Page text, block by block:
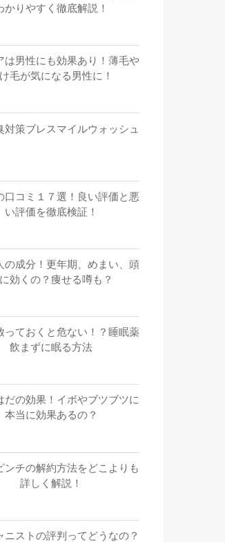
かりやすく徹底解説！
は男性にも効果あり！薄毛や
毛が気になる男性に！
対策ブレスマイルウォッシュ
口コミ１７選！良い評価と悪
い評価を徹底検証！
の成分！更年期、めまい、頭
効くの？痩せる噂も？
っておくと危ない！？睡眠薬
飲まずに眠る方法
だの効果！イボやブツブツに
本当に効果あるの？
ンチの解約方法をどこよりも
詳しく解説！
ニストの評判ってどうなの？